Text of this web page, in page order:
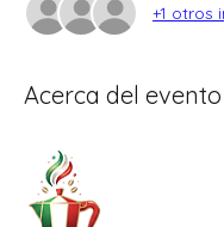
+1 otros
Acerca del evento